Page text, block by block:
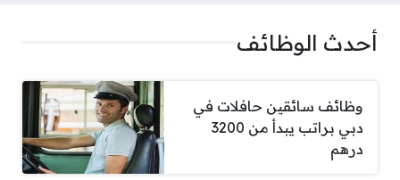
أحدث الوظائف
وظائف سائقين حافلات في
دبي براتب يبدأ من 3200
درهم